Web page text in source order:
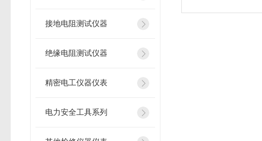
接地电阻测试仪器
绝缘电阻测试仪器
精密电工仪器仪表
电力安全工具系列